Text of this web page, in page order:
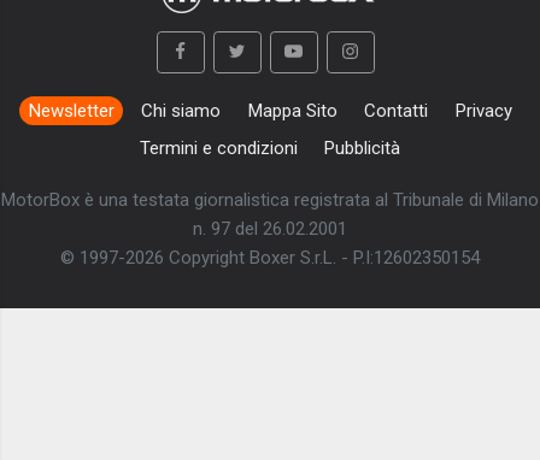
Newsletter Chi siamo Mappa Sito Contatti
Privacy
Termini e condizioni
Pubblicità
MotorBox è una testata giornalistica registrata al Tribunale di Milano
n. 97 del 26.02.2001
© 1997-2026 Copyright Boxer S.r.L. - P.I:12602350154